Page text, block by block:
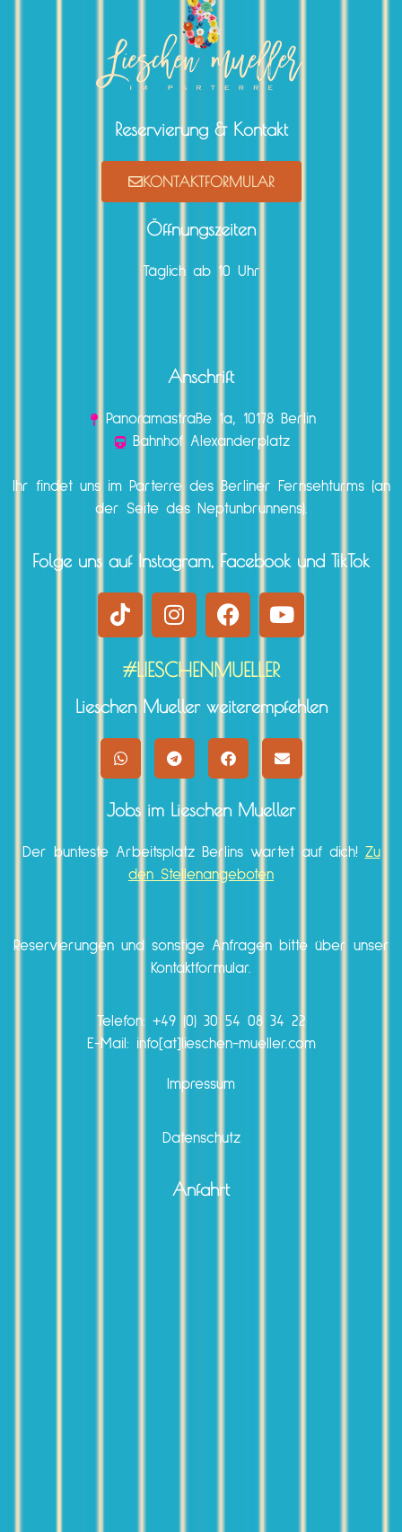
Reservierung & Kontakt
KONTAKTFORMULAR
Öffnungszeiten
Täglich ab 10 Uhr
Anschrift
Panoramastraße 1a, 10178 Berlin
Bahnhof Alexanderplatz
Ihr findet uns im Parterre des Berliner Fernsehturms (an
der Seite des Neptunbrunnens).
Folge uns auf Instagram, Facebook und TikTok
#LIESCHENMUELLER
Lieschen Mueller weiterempfehlen
Jobs im Lieschen Mueller
Der bunteste Arbeitsplatz Berlins wartet auf dich! Zu
den Stellenangeboten
Reservierungen und sonstige Anfragen bitte über unser
Kontaktformular.
Telefon: +49 (0) 30 54 08 34 22
E-Mail: info[at]lieschen-mueller.com
Impressum
Datenschutz
Anfahrt